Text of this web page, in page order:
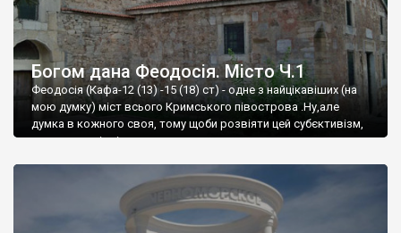
Богом дана Феодосія. Місто Ч.1
Феодосія (Кафа-12 (13) -15 (18) ст) - одне з найцікавіших (на
мою думку) міст всього Кримського півострова .Ну,але
думка в кожного своя, тому щоби розвіяти цей субєктивізм,
запрошую відвідати це